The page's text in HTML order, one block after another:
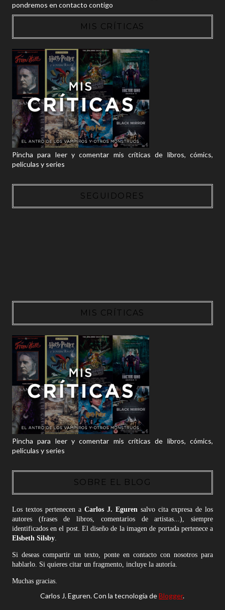
pondremos en contacto contigo
MIS CRÍTICAS
Pincha para leer y comentar mis críticas de libros, cómics,
películas y series
SEGUIDORES
MIS CRÍTICAS
Pincha para leer y comentar mis críticas de libros, cómics,
películas y series
SOBRE EL BLOG
Los textos pertenecen a Carlos J. Egurensalvo cita expresa de los
autores (frases de libros, comentarios de artistas...), siempre
identificados en el post. El diseño de la imagen de portada pertenece a
Elsbeth Silsby.
Si deseas compartir un texto, ponte en contacto con nosotros para
hablarlo. Si quieres citar un fragmento, incluye la autoría.
Muchas gracias.
Carlos J. Eguren. Con la tecnología deBlogger.